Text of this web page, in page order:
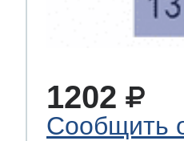
1202
Сообщить